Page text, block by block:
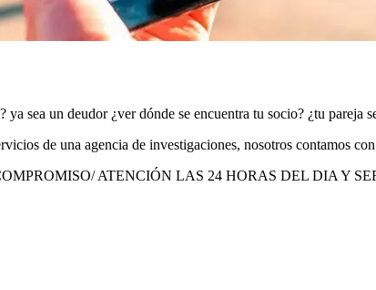
ya sea un deudor ¿ver dónde se encuentra tu socio? ¿tu
de una agencia de investigaciones, nosotros contamos
ATENCIÓN LAS 24 HORAS DEL DIA Y